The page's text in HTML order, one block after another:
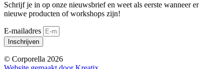
Schrijf je in op onze nieuwsbrief en weet als eerste wanneer er
nieuwe producten of workshops zijn!
E-mailadres
Inschrijven
© Corporella 2026